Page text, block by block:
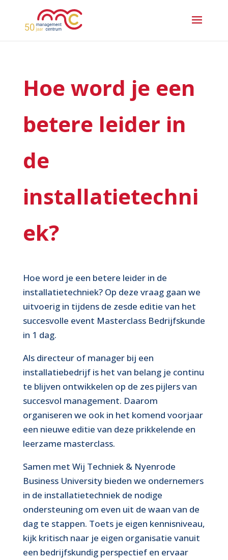
Hoe word je een
betere leider in
de
installatietechni
ek?
Hoe word je een betere leider in de
installatietechniek? Op deze vraag gaan we
uitvoerig in tijdens de zesde editie van het
succesvolle event Masterclass Bedrijfskunde
in 1 dag.
Als directeur of manager bij een
installatiebedrijf is het van belang je continu
te blijven ontwikkelen op de zes pijlers van
succesvol management. Daarom
organiseren we ook in het komend voorjaar
een nieuwe editie van deze prikkelende en
leerzame masterclass.
Samen met Wij Techniek & Nyenrode
Business University bieden we ondernemers
in de installatietechniek de nodige
ondersteuning om even uit de waan van de
dag te stappen. Toets je eigen kennisniveau,
kijk kritisch naar je eigen organisatie vanuit
een bedrijfskundig perspectief en ervaar